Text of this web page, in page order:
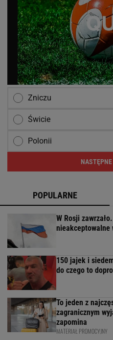
Zniczu
Świcie
Polonii
POPULARNE
W Rosji
nieakceptowalne
150 jajek i
do czego to
To jeden z
zagranicznym
zapomina
MATERIAŁ PROMOCYJNY